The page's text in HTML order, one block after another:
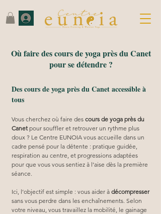
Où faire des cours de yoga près du Canet
pour se détendre ?
Des cours de yoga près du Canet accessible à
tous
Vous cherchez où faire des cours de yoga près du
Canet pour souffler et retrouver un rythme plus
doux ? Le Centre EUNOIA vous accueille dans un
cadre pensé pour la détente : pratique guidée,
respiration au centre, et progressions adaptées
pour que vous vous sentiez à l’aise dès la première
séance.
Ici, l’objectif est simple : vous aider à décompresser
sans vous perdre dans les enchaînements. Selon
votre niveau, vous travaillez la mobilité, le gainage